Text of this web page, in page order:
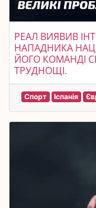
РЕАЛ ВИЯВИВ
НАПАДНИКА
ЙОГО КОМАНДІ
ТРУДНОЩІ.
Спорт Іспанія